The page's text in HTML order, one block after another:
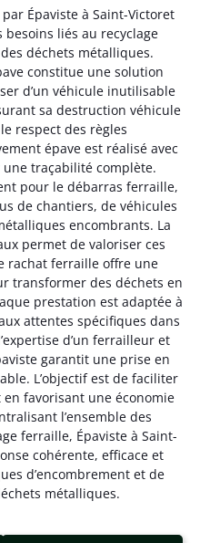
Épaviste à Saint-Victoret
besoins liés au recyclage
déchets métalliques.
constitue une solution
d’un véhicule inutilisable
sa destruction véhicule
respect des règles
épave est réalisé avec
traçabilité complète.
pour le débarras ferraille,
de chantiers, de véhicules
encombrants. La
permet de valoriser ces
rachat ferraille offre une
transformer des déchets en
prestation est adaptée à
attentes spécifiques dans
d’un ferrailleur et
garantit une prise en
L’objectif est de faciliter
favorisant une économie
l’ensemble des
ferraille, Épaviste à Saint-
cohérente, efficace et
d’encombrement et de
métalliques.